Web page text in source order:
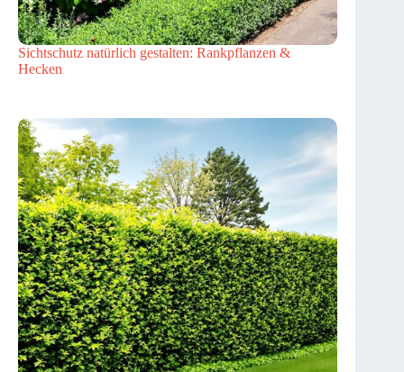
Sichtschutz natürlich gestalten: Rankpflanzen &
Hecken